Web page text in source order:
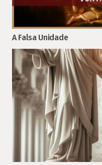
A Falsa Unidade